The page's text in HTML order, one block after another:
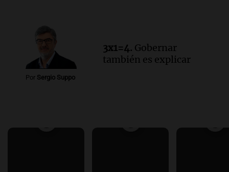
Por Sergio Suppo
3x1=4. Gobernar
también es explicar